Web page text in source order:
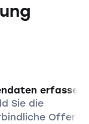
erfassen
Sie die
Offerte